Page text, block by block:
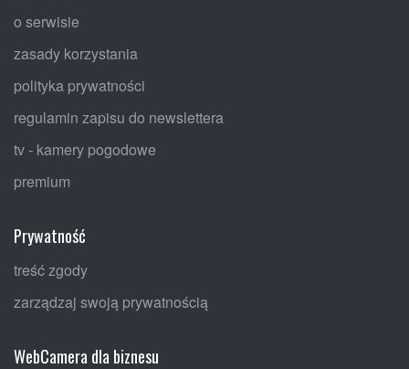
o serwisie
zasady korzystania
polityka prywatności
regulamin zapisu do newslettera
tv - kamery pogodowe
premium
Prywatność
treść zgody
zarządzaj swoją prywatnością
WebCamera dla biznesu